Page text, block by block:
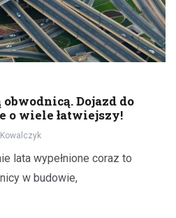
obwodnicą. Dojazd do
o wiele łatwiejszy!
lata wypełnione coraz to
w budowie,